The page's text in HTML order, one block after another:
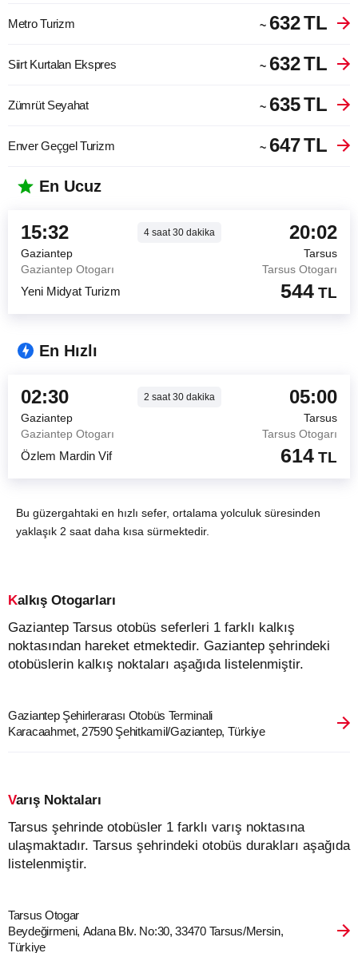
Metro Turizm ~ 632TL
Siirt Kurtalan Ekspres ~ 632TL
Zümrüt Seyahat ~ 635TL
Enver Geçgel Turizm ~ 647TL
En Ucuz
15:32 4saat30dakika 20:02
Gaziantep
Tarsus
Gaziantep Otogarı
Tarsus Otogarı
Yeni Midyat Turizm 544 TL
En Hızlı
02:30 2 saat30dakika 05:00
Gaziantep
Tarsus
Gaziantep Otogarı
Tarsus Otogarı
Özlem Mardin Vif 614 TL
Bu güzergahtaki en hızlı sefer, ortalama yolculuk süresinden
yaklaşık 2 saat daha kısa sürmektedir.
Kalkış Otogarları
Gaziantep Tarsus otobüs seferleri 1 farklı kalkış
noktasından hareket etmektedir. Gaziantep şehrindeki
otobüslerin kalkış noktaları aşağıda listelenmiştir.
Gaziantep Şehirlerarası Otobüs Terminali
Karacaahmet, 27590 Şehitkamil/Gaziantep, Türkiye
Varış Noktaları
Tarsus şehrinde otobüsler 1 farklı varış noktasına
ulaşmaktadır. Tarsus şehrindeki otobüs durakları aşağıda
listelenmiştir.
Tarsus Otogar
Beydeğirmeni, Adana Blv. No:30, 33470 Tarsus/Mersin,
Türkiye